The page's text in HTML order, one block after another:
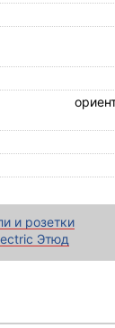
и розетки
Этюд